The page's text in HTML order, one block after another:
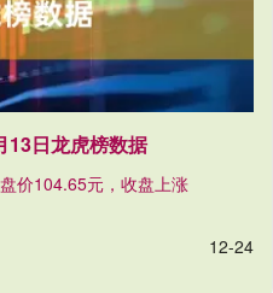
13日龙虎榜数据
价104.65元，收盘上涨
12-24